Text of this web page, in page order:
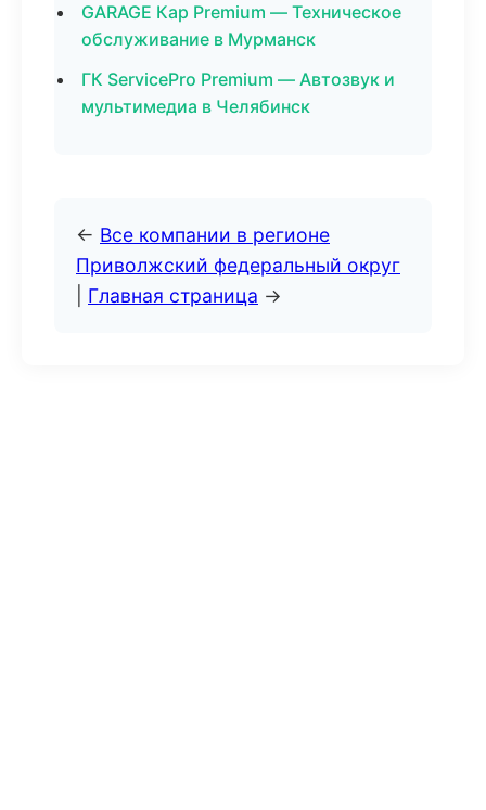
GARAGE Кар Premium — Техническое
обслуживание в Мурманск
ГК ServicePro Premium — Автозвук и
мультимедиа в Челябинск
← Все компании в регионе
Приволжский федеральный округ
Главная страница →